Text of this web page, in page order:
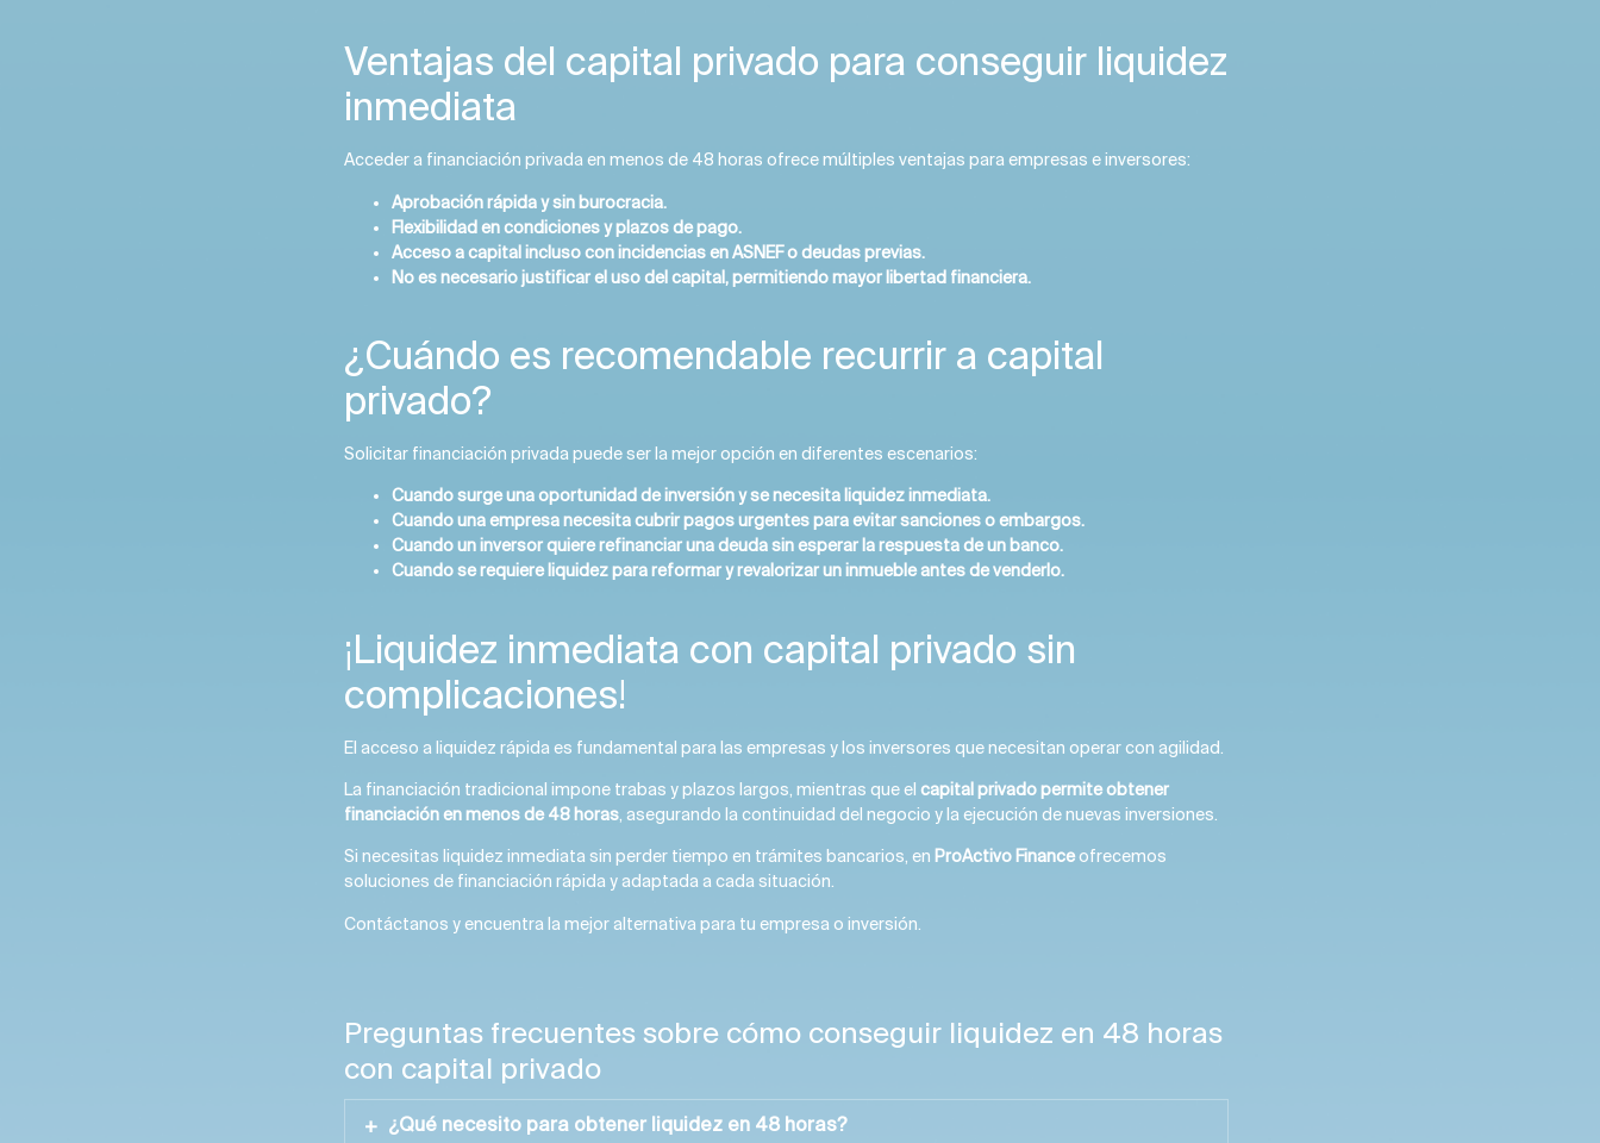
Ventajas del capital privado para conseguir liquidez
inmediata
Acceder a financiación privada en menos de 48 horas ofrece múltiples ventajas para empresas e inversores:
Aprobación rápida y sin burocracia.
Flexibilidad en condiciones y plazos de pago.
Acceso a capital incluso con incidencias en ASNEF o deudas previas.
No es necesario justificar el uso del capital, permitiendo mayor libertad financiera.
¿Cuándo es recomendable recurrir a capital
privado?
Solicitar financiación privada puede ser la mejor opción en diferentes escenarios:
Cuando surge una oportunidad de inversión y se necesita liquidez inmediata.
Cuando una empresa necesita cubrir pagos urgentes para evitar sanciones o embargos.
Cuando un inversor quiere refinanciar una deuda sin esperar la respuesta de un banco.
Cuando se requiere liquidez para reformar y revalorizar un inmueble antes de venderlo.
¡Liquidez inmediata con capital privado sin
complicaciones!
El acceso a liquidez rápida es fundamental para las empresas y los inversores que necesitan operar con agilidad.
La financiación tradicional impone trabas y plazos largos, mientras que el capital privado permite obtener
financiación en menos de 48 horas, asegurando la continuidad del negocio y la ejecución de nuevas inversiones.
Si necesitas liquidez inmediata sin perder tiempo en trámites bancarios, en ProActivo Financeofrecemos
soluciones de financiación rápida y adaptada a cada situación.
Contáctanos y encuentra la mejor alternativa para tu empresa o inversión.
Preguntas frecuentes sobre cómo conseguir liquidez en 48 horas
con capital privado
¿Qué necesito para obtener liquidez en 48 horas?